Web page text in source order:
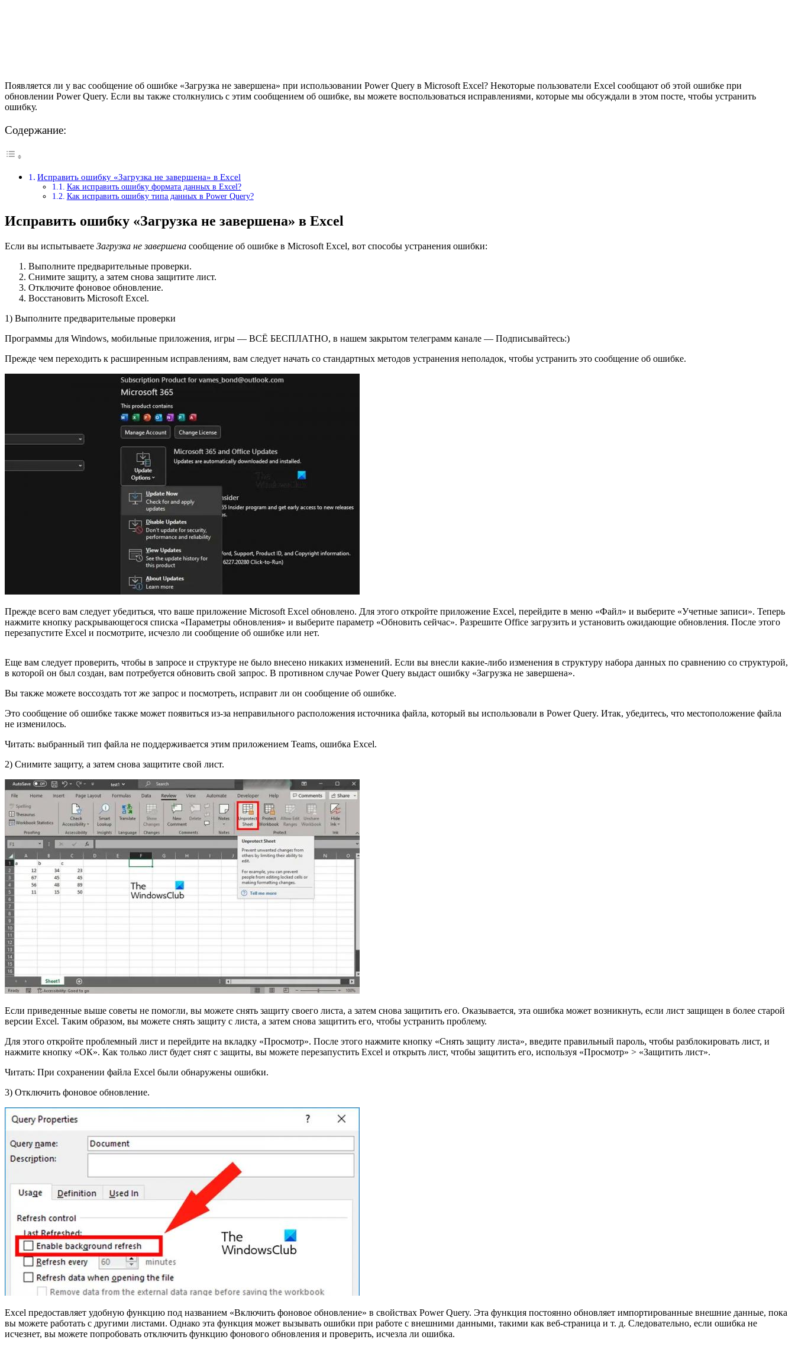
Появляется ли у вас сообщение об ошибке «Загрузка не завершена» при использовании Power Query в Microsoft Excel? Некоторые пользователи Excel сообщают об этой ошибке при
обновлении Power Query. Если вы также столкнулись с этим сообщением об ошибке, вы можете воспользоваться исправлениями, которые мы обсуждали в этом посте, чтобы устранить
ошибку.
Содержание:
Исправить ошибку «Загрузка не завершена» в Excel
Как исправить ошибку формата данных в Excel?
Как исправить ошибку типа данных в Power Query?
Исправить ошибку «Загрузка не завершена» в Excel
Если вы испытываете Загрузка не завершена сообщение об ошибке в Microsoft Excel, вот способы устранения ошибки:
Выполните предварительные проверки.
Снимите защиту, а затем снова защитите лист.
Отключите фоновое обновление.
Восстановить Microsoft Excel.
1) Выполните предварительные проверки
Программы для Windows, мобильные приложения, игры — ВСЁ БЕСПЛАТНО, в нашем закрытом телеграмм канале — Подписывайтесь:)
Прежде чем переходить к расширенным исправлениям, вам следует начать со стандартных методов устранения неполадок, чтобы устранить это сообщение об ошибке.
Прежде всего вам следует убедиться, что ваше приложение Microsoft Excel обновлено. Для этого откройте приложение Excel, перейдите в меню «Файл» и выберите «Учетные записи». Теперь
нажмите кнопку раскрывающегося списка «Параметры обновления» и выберите параметр «Обновить сейчас». Разрешите Office загрузить и установить ожидающие обновления. После этого
перезапустите Excel и посмотрите, исчезло ли сообщение об ошибке или нет.
Еще вам следует проверить, чтобы в запросе и структуре не было внесено никаких изменений. Если вы внесли какие-либо изменения в структуру набора данных по сравнению со структурой,
в которой он был создан, вам потребуется обновить свой запрос. В противном случае Power Query выдаст ошибку «Загрузка не завершена».
Вы также можете воссоздать тот же запрос и посмотреть, исправит ли он сообщение об ошибке.
Это сообщение об ошибке также может появиться из-за неправильного расположения источника файла, который вы использовали в Power Query. Итак, убедитесь, что местоположение файла
не изменилось.
Читать: выбранный тип файла не поддерживается этим приложением Teams, ошибка Excel.
2) Снимите защиту, а затем снова защитите свой лист.
Если приведенные выше советы не помогли, вы можете снять защиту своего листа, а затем снова защитить его. Оказывается, эта ошибка может возникнуть, если лист защищен в более старой
версии Excel. Таким образом, вы можете снять защиту с листа, а затем снова защитить его, чтобы устранить проблему.
Для этого откройте проблемный лист и перейдите на вкладку «Просмотр». После этого нажмите кнопку «Снять защиту листа», введите правильный пароль, чтобы разблокировать лист, и
нажмите кнопку «ОК». Как только лист будет снят с защиты, вы можете перезапустить Excel и открыть лист, чтобы защитить его, используя «Просмотр» > «Защитить лист».
Читать: При сохранении файла Excel были обнаружены ошибки.
3) Отключить фоновое обновление.
Excel предоставляет удобную функцию под названием «Включить фоновое обновление» в свойствах Power Query. Эта функция постоянно обновляет импортированные внешние данные, пока
вы можете работать с другими листами. Однако эта функция может вызывать ошибки при работе с внешними данными, такими как веб-страница и т. д. Следовательно, если ошибка не
исчезнет, ​​вы можете попробовать отключить функцию фонового обновления и проверить, исчезла ли ошибка.